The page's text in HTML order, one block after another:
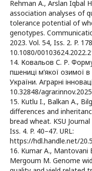
Rehman A., Arslan Iqbal
association analyses of
tolerance potential of
genotypes.
2023. Vol. 54, Iss. 2. P.
10.1080/
14. Ковальов С. Р.
пшениці м’якої озимої
України. Аграрні
10.32848/
15. Kutlu I., Balkan A.,
differences and
bread wheat. KSU
Iss. 4. P. 40–47. URL:
https://hdl.handle.net/
16. Kumar A., Mantovani
Mergoum M. Genome